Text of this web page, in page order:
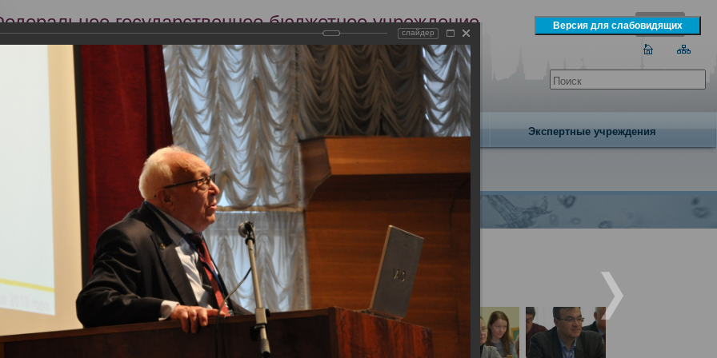
государственное бюджетное учреждение
центр судебно-медицинской экспертизы
Минздрава России
Сегодня 7 августа 2026 года
Научная деятельность Экспертиза Образование Издательство Экспертные учреждения
съезд судебных медиков
съезд судебных медиков
года прошел VIII Всероссийский съезд судебных медиков с международным участием.
слайдер